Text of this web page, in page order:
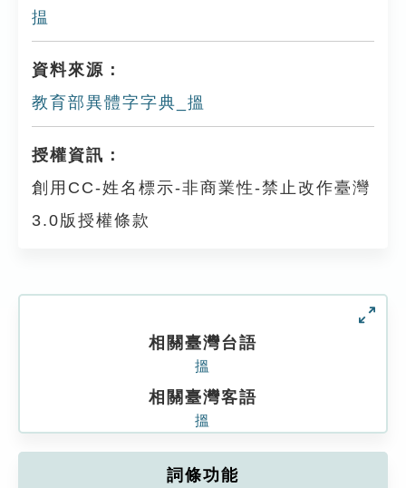
揾
資料來源：
教育部異體字字典_搵
授權資訊：
創用CC-姓名標示-非商業性-禁止改作臺灣
3.0版授權條款
相關臺灣台語
搵
相關臺灣客語
搵
詞條功能